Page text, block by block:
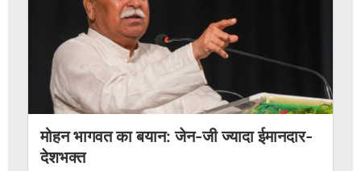
मोहन भागवत का बयान: जेन-जी ज्यादा ईमानदार-
देशभक्त